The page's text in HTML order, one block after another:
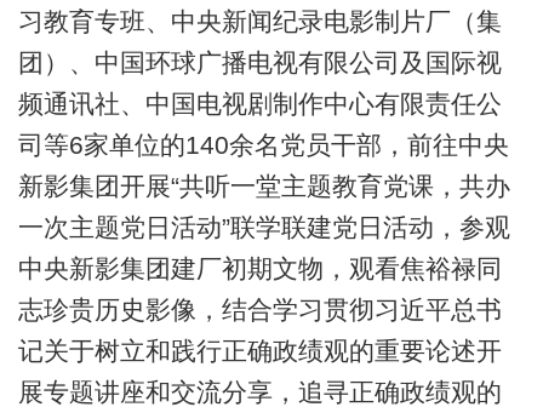
习教育专班、中央新闻纪录电影制片厂（集
团）、中国环球广播电视有限公司及国际视
频通讯社、中国电视剧制作中心有限责任公
司等6家单位的140余名党员干部，前往中央
新影集团开展“共听一堂主题教育党课，共办
一次主题党日活动”联学联建党日活动，参观
中央新影集团建厂初期文物，观看焦裕禄同
志珍贵历史影像，结合学习贯彻习近平总书
记关于树立和践行正确政绩观的重要论述开
展专题讲座和交流分享，追寻正确政绩观的